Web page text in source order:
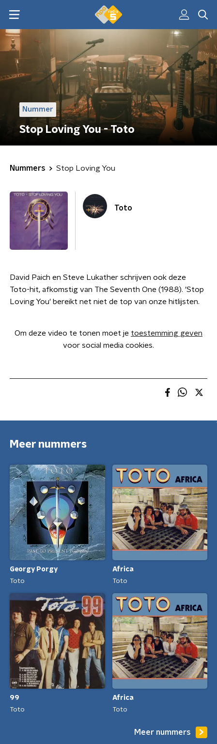
Nummer
Stop Loving You - Toto
Nummers Stop Loving You
Toto
David Paich en Steve Lukather schrijven ook deze
Toto-hit, afkomstig van The Seventh One (1988). 'Stop
Loving You' bereikt net niet de top van onze hitlijsten.
Om deze video te tonen moet je toestemming geven
voor social media cookies.
Meer nummers
Georgy Porgy
Toto
Africa
Toto
99
Toto
Africa
Toto
Meer nummers